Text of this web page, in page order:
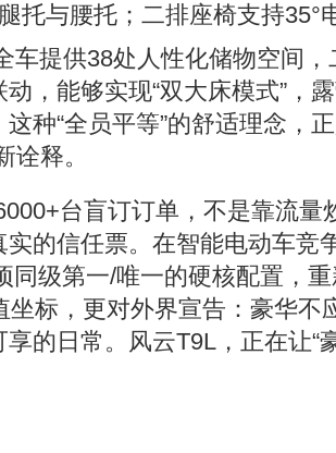
托与腰托；二排座椅支持35°
车提供38处人性化储物空间
动，能够实现“双大床模式”，
种“全员平等”的舒适理念，
诠释。
台盲订订单，不是靠流量
实的信任票。在智能电动车竞
同级第一/唯一的硬核配置，
坐标，更对外界宣告：豪华不
享的日常。风云T9L，正在让“